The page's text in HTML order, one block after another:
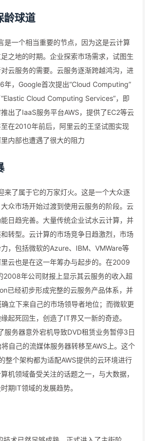
龄球道
是一个相当重要的节点，因为这是云计算
之地的时期。企业探索市场需求，试图生
云服务的需要。云服务逐渐跨越鸿沟，进
年，Google首次提出“Cloud Computing”
Cloud Computing Services”，即
出了IaaS服务平台AWS，提供了EC2等云
在2010年前后，阿里云的王坚试图实现
内部也遭遇了很大的阻力
来了属于它的万家灯火。这是一个大众逐
众市场开始过渡到使用云服务的阶段。云
日趋完善。大量传统企业试水云计算，并
转型。云计算的市场竞争日趋激烈，市场
，包括微软的Azure、IBM、VMWare等
云也是在这一年筹办与起步的。在2009
2008年公司财报上显示其云服务的收入超
已经初步形成完整的云服务产品体系，并
立下来自己的市场领导者地位；而微软更
起死回生，创造了IT界又一新的奇迹。
服务器意外宕机导致DVD租赁业务暂停3日
自己的流媒体服务器转移至AWS上。这个
整个架构都为适配AWS提供的云环境进行
机领域备受关注的话题之一，与大数据，
期IT领域的发展趋势。